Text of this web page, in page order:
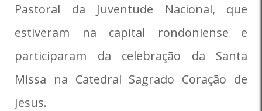
Pastoral da Juventude Nacional, que
estiveram na capital rondoniense e
participaram da celebração da Santa
Missa na Catedral Sagrado Coração de
Jesus.